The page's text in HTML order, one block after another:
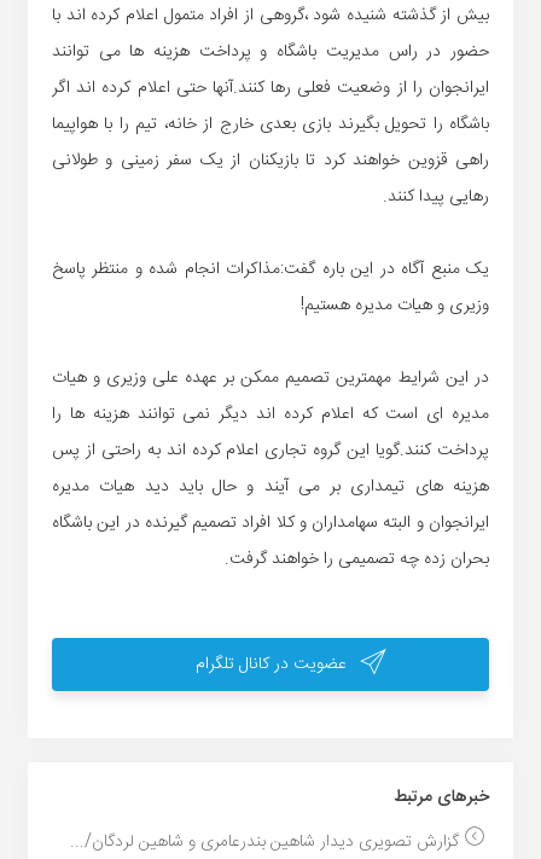
بیش از گذشته شنیده شود ،گروهی از افراد متمول اعلام کرده اند با
حضور در راس مدیریت باشگاه و پرداخت هزینه ها می توانند
ایرانجوان را از وضعیت فعلی رها کنند.آنها حتی اعلام کرده اند اگر
باشگاه را تحویل بگیرند بازی بعدی خارج از خانه، تیم را با هواپیما
راهی قزوین خواهند کرد تا بازیکنان از یک سفر زمینی و طولانی
رهایی پیدا کنند.
یک منبع آگاه در این باره گفت:مذاکرات انجام شده و منتظر پاسخ
وزیری و هیات مدیره هستیم!
در این شرایط مهمترین تصمیم ممکن بر عهده علی وزیری و هیات
مدیره ای است که اعلام کرده اند دیگر نمی توانند هزینه ها را
پرداخت کنند.گویا این گروه تجاری اعلام کرده اند به راحتی از پس
هزینه های تیمداری بر می آیند و حال باید دید هیات مدیره
ایرانجوان و البته سهامداران و کلا افراد تصمیم گیرنده در این باشگاه
بحران زده چه تصمیمی را خواهند گرفت.
عضویت در کانال تلگرام
خبر‌های مرتبط
گزارش تصویری دیدار شاهین بندرعامری و شاهین لردگان/...